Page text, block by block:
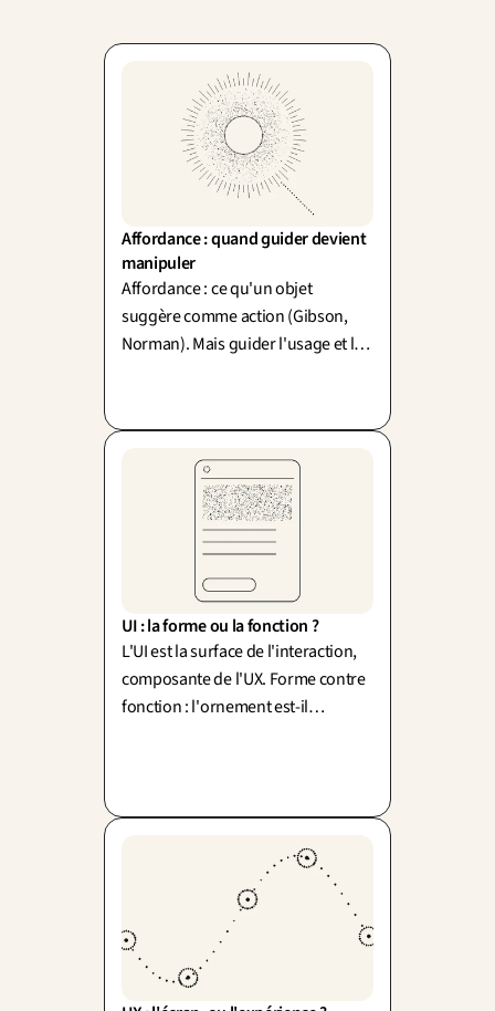
Affordance : quand guider devient
manipuler
Affordance : ce qu'un objet
suggère comme action (Gibson,
Norman). Mais guider l'usage et le
UI : la forme ou la fonction ?
L'UI est la surface de l'interaction,
composante de l'UX. Forme contre
fonction : l'ornement est-il